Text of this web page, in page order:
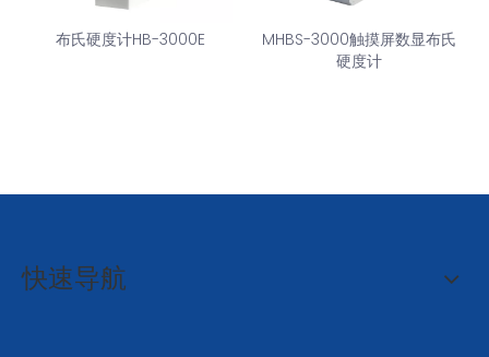
布氏硬度计HB-3000E
MHBS-3000触摸屏数显布氏
硬度计
快速导航